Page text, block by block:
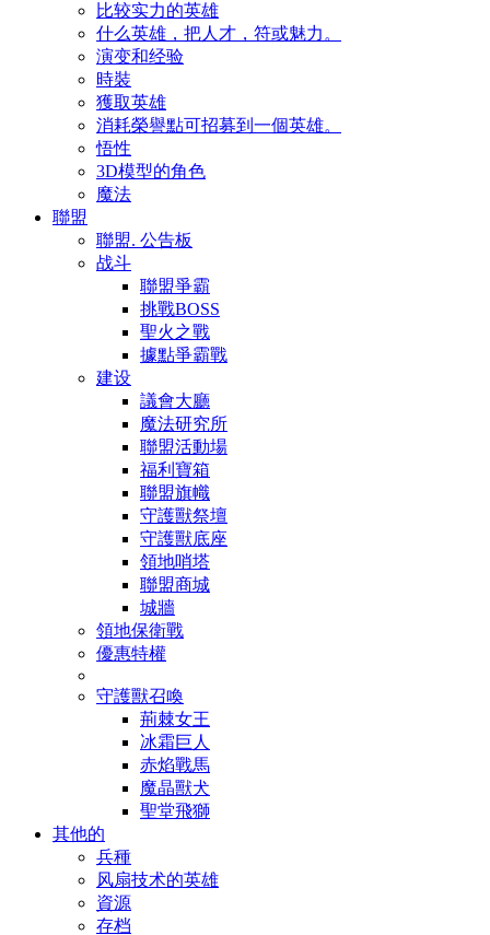
比较实力的英雄
什么英雄，把人才，符或魅力。
演变和经验
時裝
獲取英雄
消耗榮譽點可招募到一個英雄。
悟性
3D模型的角色
魔法
聯盟
聯盟. 公告板
战斗
聯盟爭霸
挑戰BOSS
聖火之戰
據點爭霸戰
建设
議會大廳
魔法研究所
聯盟活動場
福利寶箱
聯盟旗幟
守護獸祭壇
守護獸底座
領地哨塔
聯盟商城
城牆
領地保衛戰
優惠特權
守護獸召喚
荊棘女王
冰霜巨人
赤焰戰馬
魔晶獸犬
聖堂飛獅
其他的
兵種
风扇技术的英雄
資源
存档